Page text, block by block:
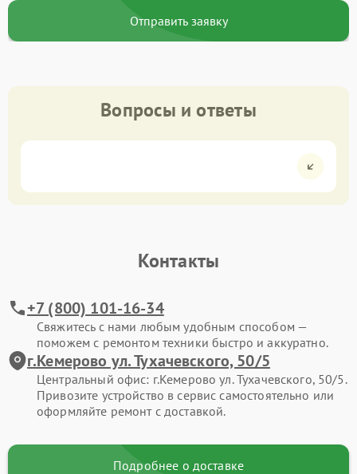
Отправить заявку
Вопросы и ответы
Контакты
+7 (800) 101-16-34
Свяжитесь с нами любым удобным способом —
поможем с ремонтом техники быстро и аккуратно.
г.Кемерово ул. Тухачевского, 50/5
Центральный офис: г.Кемерово ул. Тухачевского, 50/5.
Привозите устройство в сервис самостоятельно или
оформляйте ремонт с доставкой.
Подробнее о доставке